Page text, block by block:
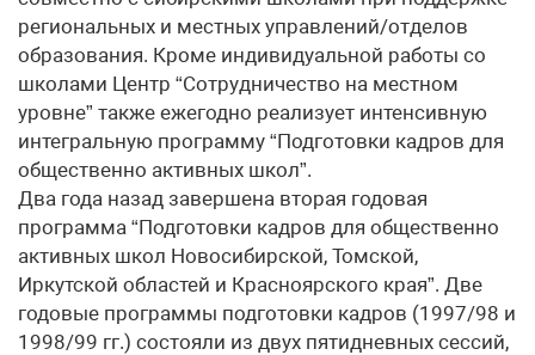
региональных и местных управлений/отделов
образования. Кроме индивидуальной работы со
школами Центр “Сотрудничество на местном
уровне” также ежегодно реализует интенсивную
интегральную программу “Подготовки кадров для
общественно активных школ”.
Два года назад завершена вторая годовая
программа “Подготовки кадров для общественно
активных школ Новосибирской, Томской,
Иркутской областей и Красноярского края”. Две
годовые программы подготовки кадров (1997/98 и
1998/99 гг.) состояли из двух пятидневных сессий,